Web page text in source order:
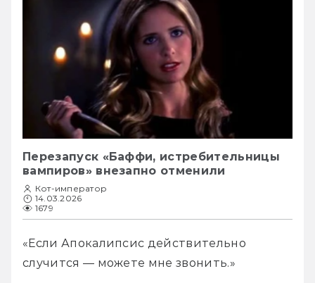
Перезапуск «Баффи, истребительницы
вампиров» внезапно отменили
Кот-император
14.03.2026
1679
«Если Апокалипсис действительно
случится — можете мне звонить.»